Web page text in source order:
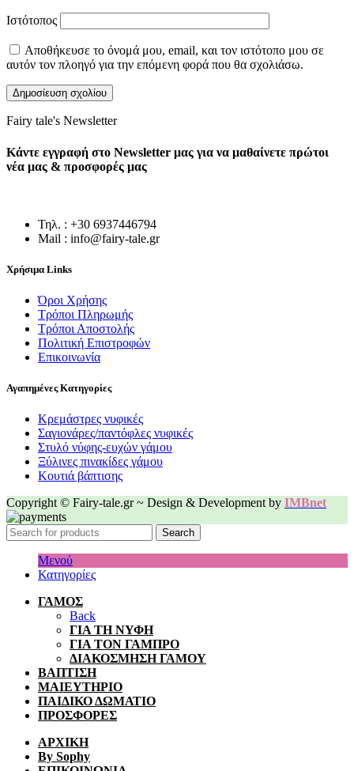
Ιστότοπος
Αποθήκευσε το όνομά μου, email, και τον ιστότοπο μου σε
αυτόν τον πλοηγό για την επόμενη φορά που θα σχολιάσω.
Fairy tale's Newsletter
Κάντε εγγραφή στο Newsletter μας για να μαθαίνετε πρώτοι
νέα μας & προσφορές μας
Τηλ. : +30 6937446794
Mail : info@fairy-tale.gr
Χρήσιμα Links
Όροι Χρήσης
Τρόποι Πληρωμής
Τρόποι Αποστολής
Πολιτική Επιστροφών
Επικοινωνία
Αγαπημένες Κατηγορίες
Κρεμάστρες νυφικές
Σαγιονάρες/παντόφλες νυφικές
Στυλό νύφης-ευχών γάμου
Ξύλινες πινακίδες γάμου
Κουτιά βάπτισης
Copyright © Fairy-tale.gr ~ Design & Development by IMBnet
Search
Μενού
Κατηγορίες
ΓΑΜΟΣ
Back
ΓΙΑ ΤΗ ΝΥΦΗ
ΓΙΑ ΤΟΝ ΓΑΜΠΡΟ
ΔΙΑΚΟΣΜΗΣΗ ΓΑΜΟΥ
ΒΑΠΤΙΣΗ
ΜΑΙΕΥΤΗΡΙΟ
ΠΑΙΔΙΚΟ ΔΩΜΑΤΙΟ
ΠΡΟΣΦΟΡΕΣ
ΑΡΧΙΚΗ
By Sophy